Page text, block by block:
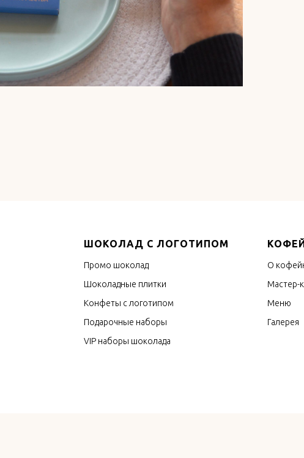
ШОКОЛАД С ЛОГОТИПОМ
Промо шоколад
Шоколадные плитки
Конфеты с логотипом
Подарочные наборы
VIP наборы шоколада
О
Мастер-
Меню
Галерея